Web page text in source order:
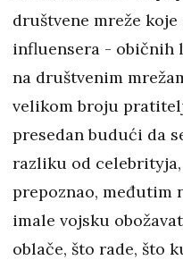
društvene mreže
influensera - običnih
na društvenim
velikom broju
presedan budući da
razliku od
prepoznao, međutim
imale vojsku
oblače, što rade, što